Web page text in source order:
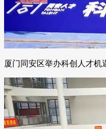
厦门同安区举办科创人才